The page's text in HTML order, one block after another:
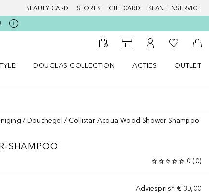
BEAUTY CARD STORES GIFTCARD KLANTENSERVICE
Naar StorefinderNaar Mijn Account
Naar Mijn
DOUGLAS COLLECTION
ACTIES
OUTLET
Douchegel Collistar Acqua Wood Shower-Shampoo
SHAMPOO
0 (0)
Adviesprijs* € 30,00